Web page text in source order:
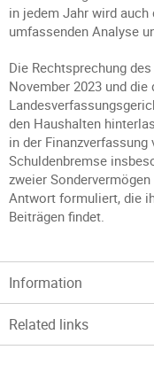
in jedem Jahr wird
umfassenden Analyse
Die Rechtsprechung
November 2023 und
den Haushalten
in der
Schuldenbremse
zweier
Antwort formuliert, die
Beiträgen findet.
Information
Related links